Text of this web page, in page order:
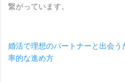
繋がっています。
婚活で理想のパートナーと出会
率的な進め方